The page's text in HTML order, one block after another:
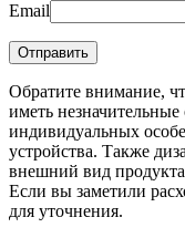
Email
Обратите внимание,
иметь незначительные
индивидуальных
устройства. Также
внешний вид продукта
Если вы заметили
для уточнения.